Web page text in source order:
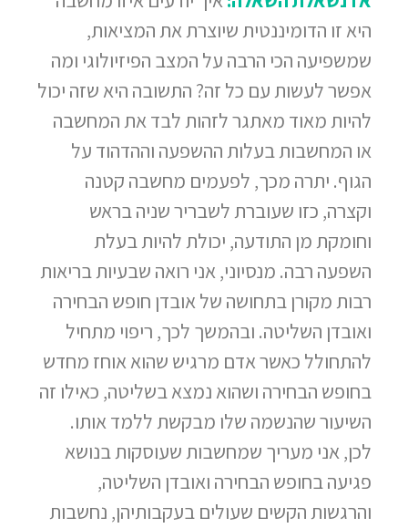
היא זו הדומיננטית שיוצרת את המציאות,
שמשפיעה הכי הרבה על המצב הפיזיולוגי ומה
אפשר לעשות עם כל זה? התשובה היא שזה יכול
להיות מאוד מאתגר לזהות לבד את המחשבה
או המחשבות בעלות ההשפעה וההדהוד על
הגוף. יתרה מכך, לפעמים מחשבה קטנה
וקצרה, כזו שעוברת לשבריר שניה בראש
וחומקת מן התודעה, יכולת להיות בעלת
השפעה רבה. מנסיוני, אני רואה שבעיות בריאות
רבות מקורן בתחושה של אובדן חופש הבחירה
ואובדן השליטה. ובהמשך לכך, ריפוי מתחיל
להתחולל כאשר אדם מרגיש שהוא אוחז מחדש
בחופש הבחירה ושהוא נמצא בשליטה, כאילו זה
השיעור שהנשמה שלו מבקשת ללמד אותו.
לכן, אני מעריך שמחשבות שעוסקות בנושא
פגיעה בחופש הבחירה ואובדן השליטה,
והרגשות הקשים שעולים בעקבותיהן, נחשבות